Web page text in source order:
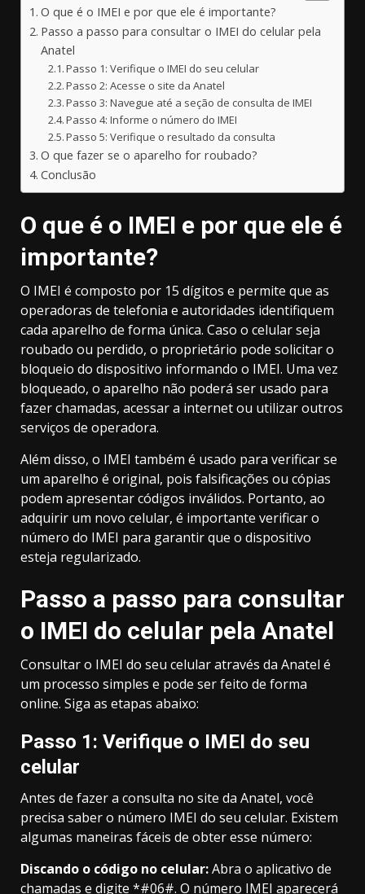
O que é o IMEI e por que ele é importante?
Passo a passo para consultar o IMEI do celular pela
Anatel
Passo 1: Verifique o IMEI do seu celular
Passo 2: Acesse o site da Anatel
Passo 3: Navegue até a seção de consulta de IMEI
Passo 4: Informe o número do IMEI
Passo 5: Verifique o resultado da consulta
O que fazer se o aparelho for roubado?
Conclusão
O que é o IMEI e por que ele é
importante?
O IMEI é composto por 15 dígitos e permite que as
operadoras de telefonia e autoridades identifiquem
cada aparelho de forma única. Caso o celular seja
roubado ou perdido, o proprietário pode solicitar o
bloqueio do dispositivo informando o IMEI. Uma vez
bloqueado, o aparelho não poderá ser usado para
fazer chamadas, acessar a internet ou utilizar outros
serviços de operadora.
Além disso, o IMEI também é usado para verificar se
um aparelho é original, pois falsificações ou cópias
podem apresentar códigos inválidos. Portanto, ao
adquirir um novo celular, é importante verificar o
número do IMEI para garantir que o dispositivo
esteja regularizado.
Passo a passo para consultar
o IMEI do celular pela Anatel
Consultar o IMEI do seu celular através da Anatel é
um processo simples e pode ser feito de forma
online. Siga as etapas abaixo:
Passo 1: Verifique o IMEI do seu
celular
Antes de fazer a consulta no site da Anatel, você
precisa saber o número IMEI do seu celular. Existem
algumas maneiras fáceis de obter esse número:
Discando o código no celular:Abra o aplicativo de
chamadas e digite *#06#. O número IMEI aparecerá